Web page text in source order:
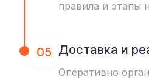
правила и этапы
05 Доставка и
Оперативно